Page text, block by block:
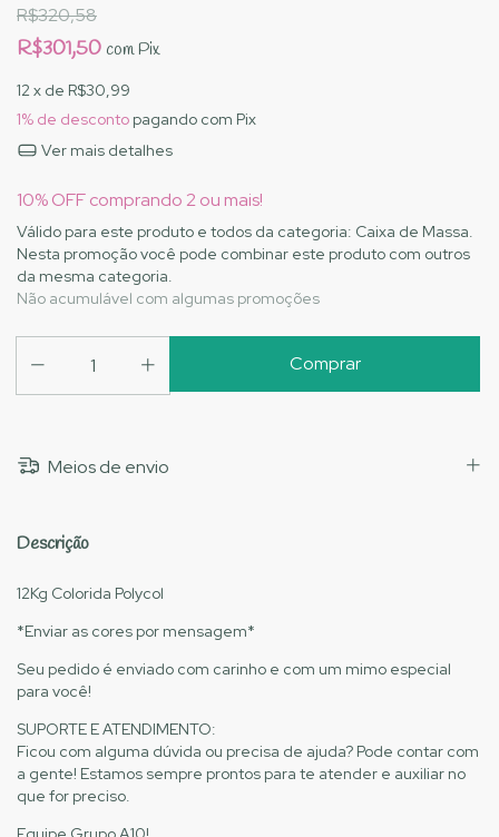
R$320,58
R$301,50 com Pix
12 x de R$30,99
1% de desconto pagando com Pix
Ver mais detalhes
10% OFF comprando 2 ou mais!
Válido para este produto e todos da categoria: Caixa de Massa.
Nesta promoção você pode combinar este produto com outros
da mesma categoria.
Não acumulável com algumas promoções
Meios de envio
Descrição
12Kg Colorida Polycol
*Enviar as cores por mensagem*
Seu pedido é enviado com carinho e com um mimo especial
para você!
SUPORTE E ATENDIMENTO:
Ficou com alguma dúvida ou precisa de ajuda? Pode contar com
a gente! Estamos sempre prontos para te atender e auxiliar no
que for preciso.